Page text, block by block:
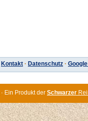
Kontakt · Datenschutz ·
· Ein Produkt der Schwarzer